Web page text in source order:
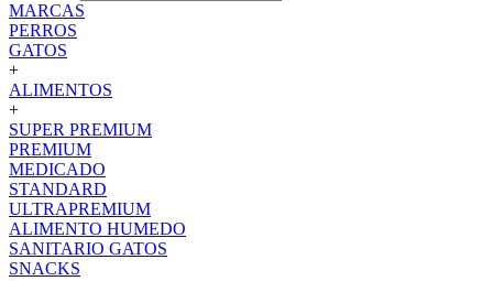
MARCAS
PERROS
GATOS
+
ALIMENTOS
+
SUPER PREMIUM
PREMIUM
MEDICADO
STANDARD
ULTRAPREMIUM
ALIMENTO HUMEDO
SANITARIO GATOS
SNACKS